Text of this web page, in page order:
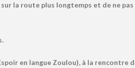
la route plus longtemps et de ne pas
en langue Zoulou), à la rencontre